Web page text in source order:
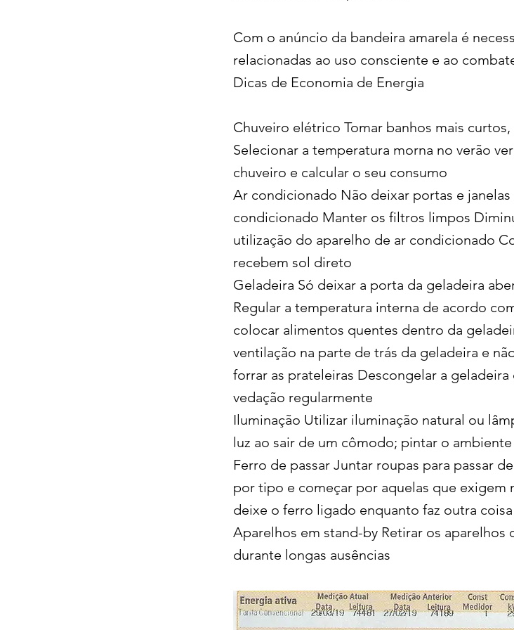
Com o anúncio da bandeira amarela é
relacionadas ao uso consciente e ao
Dicas de Economia de Energia
Chuveiro elétrico Tomar banhos mais
Selecionar a temperatura morna no verão
chuveiro e calcular o seu consumo
Ar condicionado Não deixar portas e
condicionado Manter os filtros limpos
utilização do aparelho de ar condicionado
recebem sol direto
Geladeira Só deixar a porta da geladeira
Regular a temperatura interna de acordo
colocar alimentos quentes dentro da
ventilação na parte de trás da geladeira e
forrar as prateleiras Descongelar a geladeira
vedação regularmente
Iluminação Utilizar iluminação natural ou
luz ao sair de um cômodo; pintar o
Ferro de passar Juntar roupas para passar
por tipo e começar por aquelas que exigem
deixe o ferro ligado enquanto faz outra coisa
Aparelhos em stand-by Retirar os aparelhos
durante longas ausências